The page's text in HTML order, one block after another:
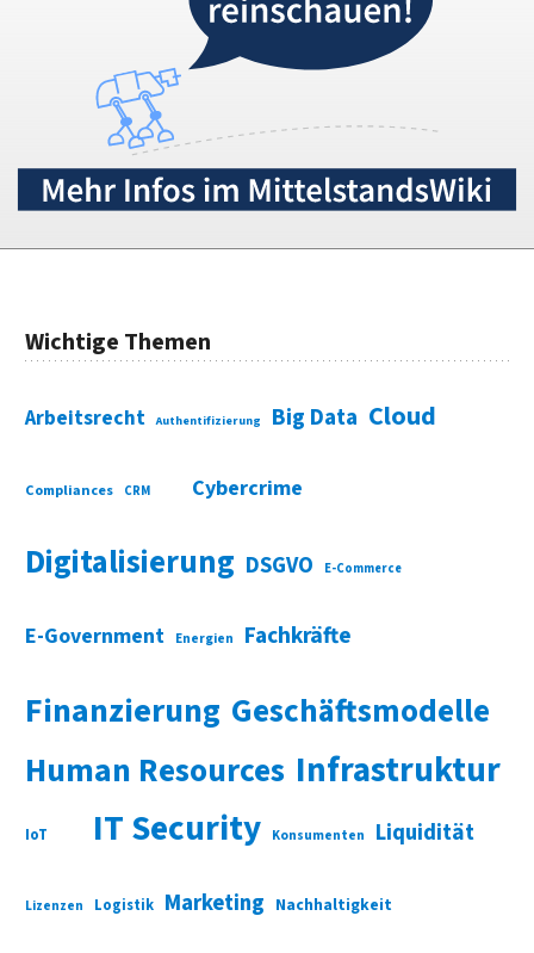
Wichtige Themen
Arbeitsrecht Authentifizierung Big Data Cloud
Compliances CRM Cybercrime
Digitalisierung DSGVO E-Commerce
E-Government Energien Fachkräfte
Finanzierung Geschäftsmodelle
Human Resources Infrastruktur
IoT IT Security Konsumenten Liquidität
Lizenzen Logistik Marketing Nachhaltigkeit